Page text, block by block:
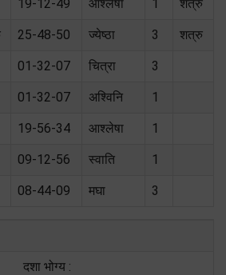
19-12-49 आश्लेषा 1 शत्रु
25-48-50 ज्येष्ठा 3 शत्रु
01-32-07 चित्रा 3
01-32-07 अश्विनि 1
19-56-34 आश्लेषा 1
09-12-56 स्वाति 1
08-44-09 मघा 3
दशा भोग्य :